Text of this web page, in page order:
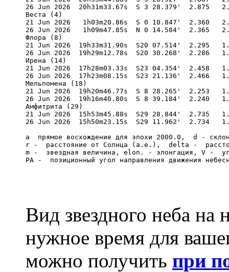
26 Jun 2026  20h31m33.67s  S 3 28.379'  2.875
Веста (4)
21 Jun 2026   1h03m20.86s  S 0 10.847'  2.360
26 Jun 2026   1h09m47.85s  N 0 14.584'  2.365
Флора (8)
21 Jun 2026  19h33m31.90s  S20 07.514'  2.295
26 Jun 2026  19h29m12.78s  S20 30.268'  2.286
Ирена (14)
21 Jun 2026  17h28m03.33s  S23 04.354'  2.458
26 Jun 2026  17h23m08.15s  S23 21.136'  2.466
Мельпомена (18)
21 Jun 2026  19h20m46.77s  S 8 28.265'  2.253
26 Jun 2026  19h16m40.80s  S 8 39.184'  2.240
Амфитрита (29)
21 Jun 2026  15h53m45.88s  S29 28.844'  2.735
26 Jun 2026  15h50m23.15s  S29 11.962'  2.734
a  прямое восхождение для эпохи 2000.0,  d -
r -  расстояние от Солнца (а.е.),  delta -
m -  звездная величина, elon. - элонгация, V -
Вид звездного неба
нужное время для
можно получить при